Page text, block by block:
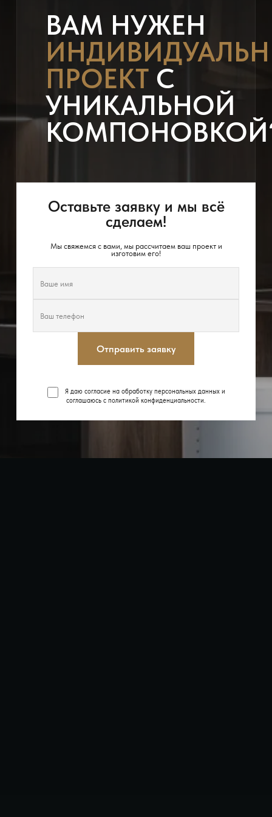
ВАМ НУЖЕН
ПРОЕКТС
УНИКАЛЬНОЙ
Оставьте заявку и мы всё
сделаем!
Мы свяжемся с вами, мы рассчитаем ваш проект и
изготовим его!
Отправить заявку
Я даю согласие на обработку персональных данных и
соглашаюсь с политикой конфиденциальности.